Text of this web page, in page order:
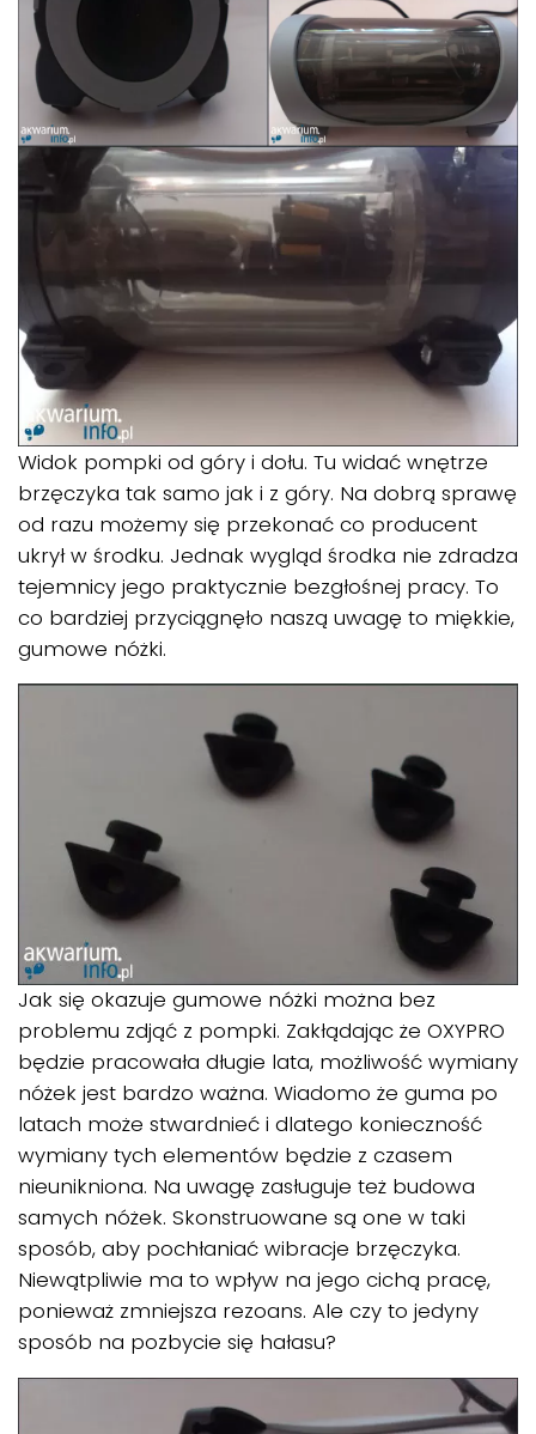
Widok pompki od góry i dołu. Tu widać wnętrze
brzęczyka tak samo jak i z góry. Na dobrą sprawę
od razu możemy się przekonać co producent
ukrył w środku. Jednak wygląd środka nie zdradza
tejemnicy jego praktycznie bezgłośnej pracy. To
co bardziej przyciągnęło naszą uwagę to miękkie,
gumowe nóżki.
Jak się okazuje gumowe nóżki można bez
problemu zdjąć z pompki. Zakłądając że OXYPRO
będzie pracowała długie lata, możliwość wymiany
nóżek jest bardzo ważna. Wiadomo że guma po
latach może stwardnieć i dlatego konieczność
wymiany tych elementów będzie z czasem
nieunikniona. Na uwagę zasługuje też budowa
samych nóżek. Skonstruowane są one w taki
sposób, aby pochłaniać wibracje brzęczyka.
Niewątpliwie ma to wpływ na jego cichą pracę,
ponieważ zmniejsza rezoans. Ale czy to jedyny
sposób na pozbycie się hałasu?